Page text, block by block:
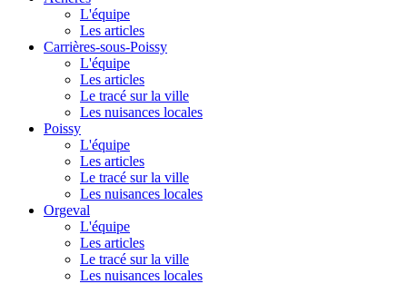
L'équipe
Les articles
Carrières-sous-Poissy
L'équipe
Les articles
Le tracé sur la ville
Les nuisances locales
Poissy
L'équipe
Les articles
Le tracé sur la ville
Les nuisances locales
Orgeval
L'équipe
Les articles
Le tracé sur la ville
Les nuisances locales